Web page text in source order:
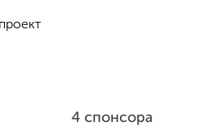
4 спонсора